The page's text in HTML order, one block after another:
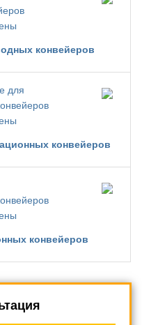
конвейеров
конвейеров
конвейеров